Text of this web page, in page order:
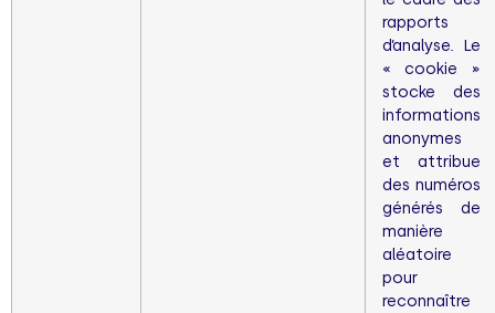
rapports
d’analyse. Le
« cookie »
stocke des
informations
anonymes
et attribue
des numéros
générés de
manière
aléatoire
pour
reconnaître